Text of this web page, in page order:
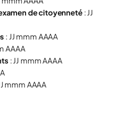
de citoyenneté: JJ
: JJ mmm AAAA
AAAA
: JJ mmm AAAA
mmm AAAA